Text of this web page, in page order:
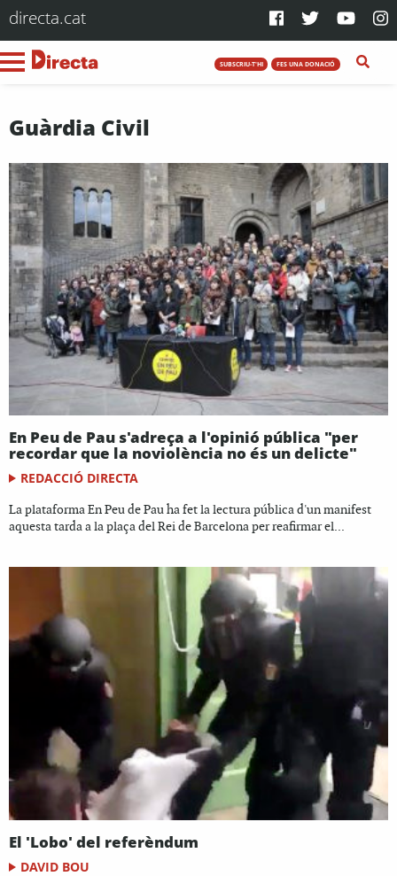
directa.cat
SUBSCRIU-T'HI FES UNA DONACIÓ
Guàrdia Civil
En Peu de Pau s'adreça a l'opinió pública "per
recordar que la noviolència no és un delicte"
REDACCIÓ DIRECTA
La plataforma En Peu de Pau ha fet la lectura pública d'un manifest
aquesta tarda a la plaça del Rei de Barcelona per reafirmar el...
El 'Lobo' del referèndum
DAVID BOU